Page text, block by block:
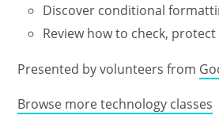
Discover conditional
Review how to check,
Presented by volunteers from
Browse more technology classes